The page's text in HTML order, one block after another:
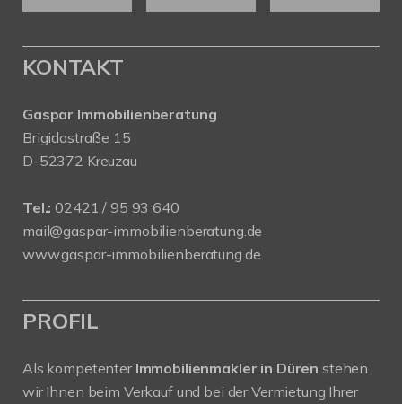
KONTAKT
Gaspar Immobilienberatung
Brigidastraße 15
D-52372 Kreuzau
Tel.: 02421 / 95 93 640
mail@gaspar-immobilienberatung.de
www.gaspar-immobilienberatung.de
PROFIL
Als kompetenter Immobilienmakler in Düren stehen
wir Ihnen beim Verkauf und bei der Vermietung Ihrer